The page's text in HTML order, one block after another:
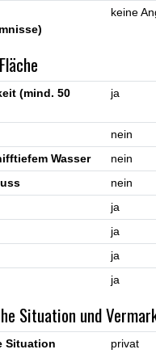
keine
(mind. 50
ja
nein
Wasser
nein
nein
ja
ja
ja
ja
Situation und
Situation privat